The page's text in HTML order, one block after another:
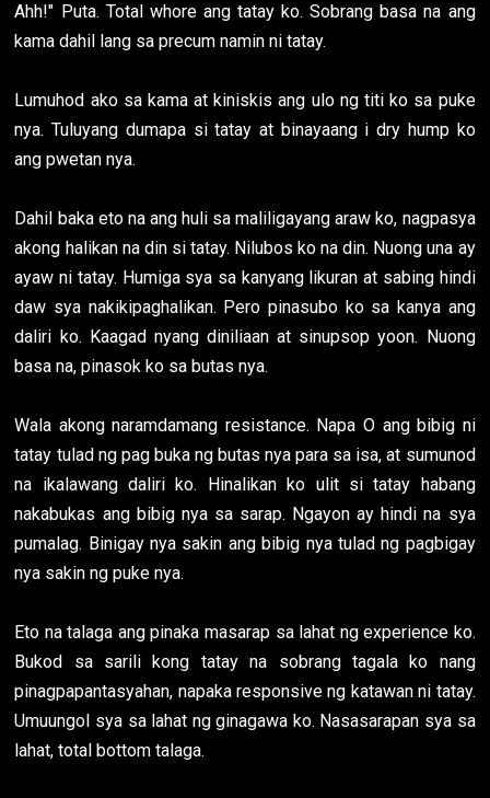
Ahh!" Puta. Total whore ang tatay ko. Sobrang basa na ang
kama dahil lang sa precum namin ni tatay.
Lumuhod ako sa kama at kiniskis ang ulo ng titi ko sa puke
nya. Tuluyang dumapa si tatay at binayaang i dry hump ko
ang pwetan nya.
Dahil baka eto na ang huli sa maliligayang araw ko, nagpasya
akong halikan na din si tatay. Nilubos ko na din. Nuong una ay
ayaw ni tatay. Humiga sya sa kanyang likuran at sabing hindi
daw sya nakikipaghalikan. Pero pinasubo ko sa kanya ang
daliri ko. Kaagad nyang diniliaan at sinupsop yoon. Nuong
basa na, pinasok ko sa butas nya.
Wala akong naramdamang resistance. Napa O ang bibig ni
tatay tulad ng pag buka ng butas nya para sa isa, at sumunod
na ikalawang daliri ko. Hinalikan ko ulit si tatay habang
nakabukas ang bibig nya sa sarap. Ngayon ay hindi na sya
pumalag. Binigay nya sakin ang bibig nya tulad ng pagbigay
nya sakin ng puke nya.
Eto na talaga ang pinaka masarap sa lahat ng experience ko.
Bukod sa sarili kong tatay na sobrang tagala ko nang
pinagpapantasyahan, napaka responsive ng katawan ni tatay.
Umuungol sya sa lahat ng ginagawa ko. Nasasarapan sya sa
lahat, total bottom talaga.